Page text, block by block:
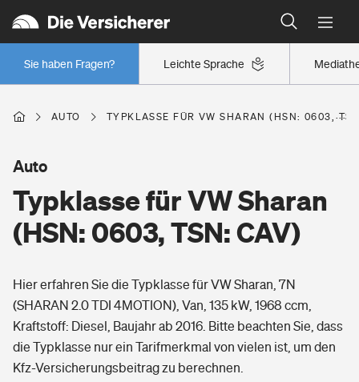
Leichte Sprache
Sie haben Fragen?
Wer versichert was: Jetzt Versicherer finden
Regionalklassen: So ist Ihre Region eingestuft
Wer versichert was: Jetzt Versicherer finden
Berufsunfähigkeitsversicherung
Erwerbsunfähigkeitsversicherung
Grundfähigkeitsversicherung
Arbeitsrechtsschutz
Berufshaftpflichtversicherung
Wohnen
Elementarversicherung
Freizeit
Pri­vate Haft­pflicht­
Gesundheit
AUTO TYPKLASSE FÜR VW SHARAN (HSN: 0603,
Typklasse für VW Sharan
(HSN: 0603, TSN: CAV)
Auto
Hier erfahren Sie die Typklasse für VW Sharan, 7N
(SHARAN 2.0 TDI 4MOTION), Van, 135 kW, 1968 ccm,
Kraftstoff: Diesel, Baujahr ab 2016. Bitte beachten Sie, dass
die Typklasse nur ein Tarifmerkmal von vielen ist, um den
Kfz-Versicherungsbeitrag zu berechnen.